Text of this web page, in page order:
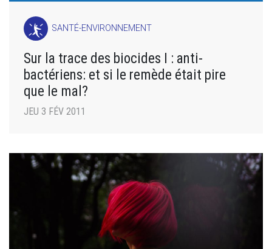
SANTÉ-ENVIRONNEMENT
Sur la trace des biocides I : anti-
bactériens: et si le remède était pire
que le mal?
JEU 3 FÉV 2011